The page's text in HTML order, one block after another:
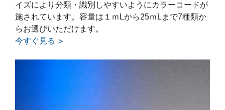
イズにより分類・識別しやすいようにカラーコードが
施されています。容量は１ｍLから25ｍLまで7種類か
らお選びいただけます。
今すぐ見る